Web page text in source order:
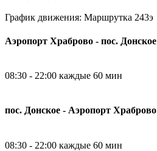
График движения: Маршрутка 243э
Аэропорт Храброво - пос. Донское
08:30 - 22:00 каждые 60 мин
пос. Донское - Аэропорт Храброво
08:30 - 22:00 каждые 60 мин